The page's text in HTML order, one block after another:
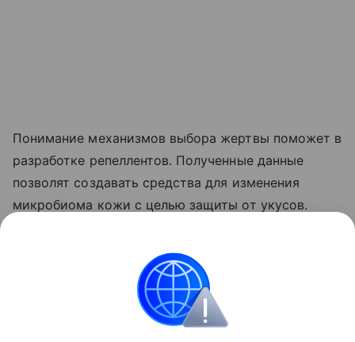
Понимание механизмов выбора жертвы поможет в
разработке репеллентов. Полученные данные
позволят создавать средства для изменения
микробиома кожи с целью защиты от укусов.
способствовали развитию человечества.